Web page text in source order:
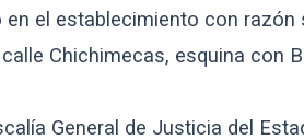
el establecimiento con razón
Chichimecas, esquina con
General de Justicia del